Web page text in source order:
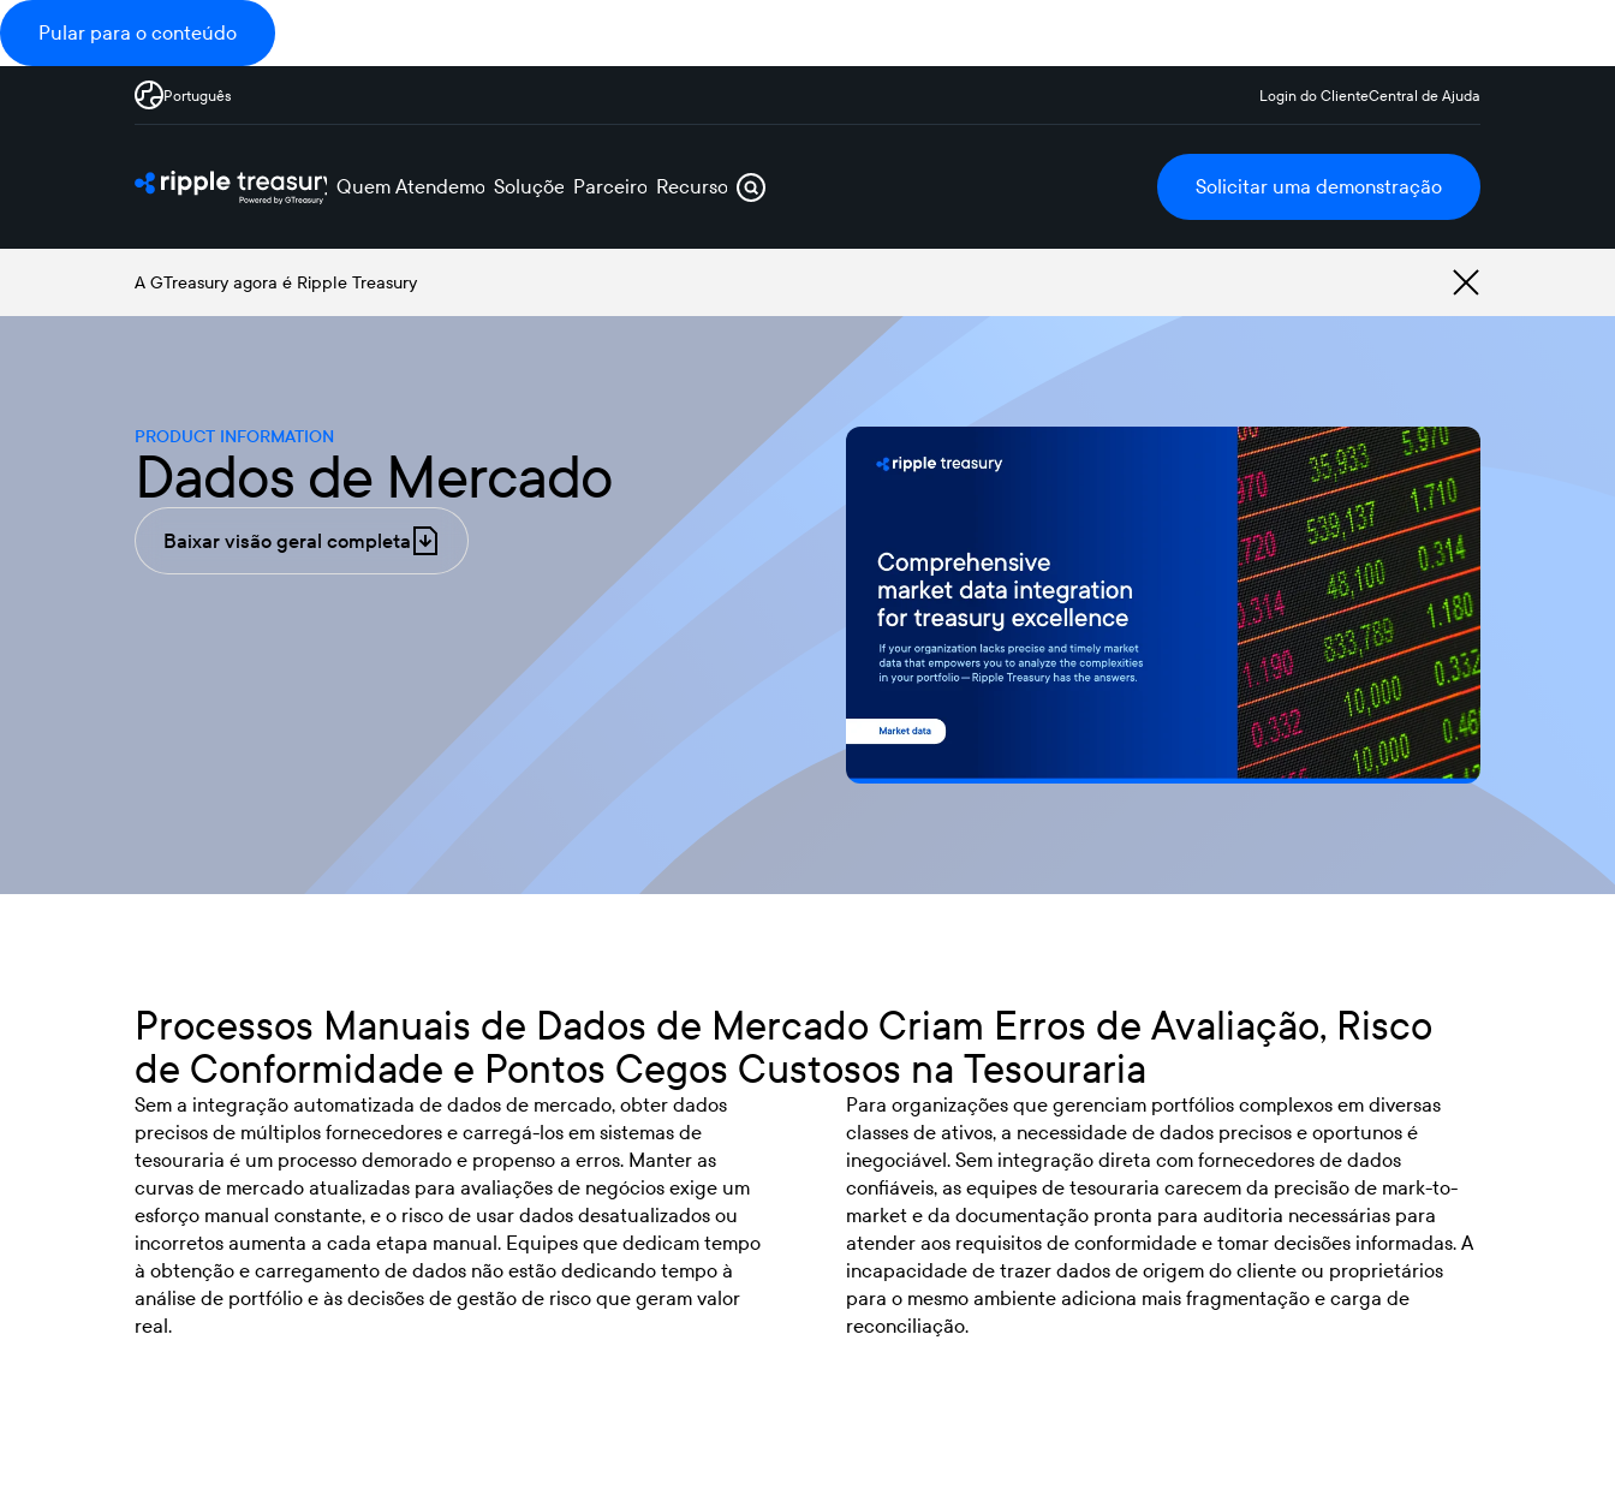
Pular para o conteúdo
Português Login do ClienteCentral de Ajuda
Quem Atendemos Soluções Parceiros Recursos Solicitar uma demonstração
A GTreasury agora é Ripple Treasury
PRODUCT INFORMATION
Dados de Mercado
Baixar visão geral completa
Processos Manuais de Dados de Mercado Criam Erros de Avaliação, Risco
de Conformidade e Pontos Cegos Custosos na Tesouraria
Sem a integração automatizada de dados de mercado, obter dados
precisos de múltiplos fornecedores e carregá-los em sistemas de
tesouraria é um processo demorado e propenso a erros. Manter as
curvas de mercado atualizadas para avaliações de negócios exige um
esforço manual constante, e o risco de usar dados desatualizados ou
incorretos aumenta a cada etapa manual. Equipes que dedicam tempo
à obtenção e carregamento de dados não estão dedicando tempo à
análise de portfólio e às decisões de gestão de risco que geram valor
real.
Para organizações que gerenciam portfólios complexos em diversas
classes de ativos, a necessidade de dados precisos e oportunos é
inegociável. Sem integração direta com fornecedores de dados
confiáveis, as equipes de tesouraria carecem da precisão de mark-to-
market e da documentação pronta para auditoria necessárias para
atender aos requisitos de conformidade e tomar decisões informadas. A
incapacidade de trazer dados de origem do cliente ou proprietários
para o mesmo ambiente adiciona mais fragmentação e carga de
reconciliação.